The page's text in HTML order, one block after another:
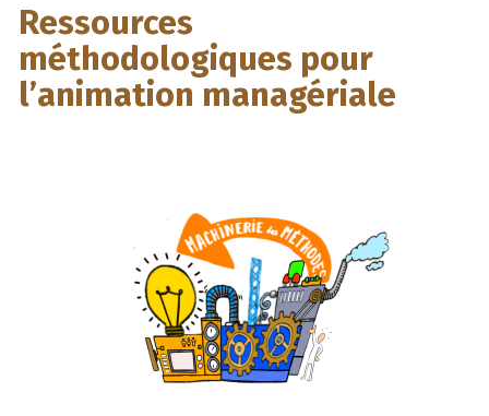
Ressources
méthodologiques pour
l’animation managériale